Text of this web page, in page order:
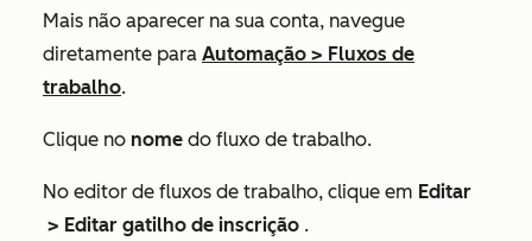
Mais não aparecer na sua conta, navegue
diretamente para Automação > Fluxos de
trabalho.
Clique no nome do fluxo de trabalho.
No editor de fluxos de trabalho, clique em Editar
> Editar gatilho de inscrição .